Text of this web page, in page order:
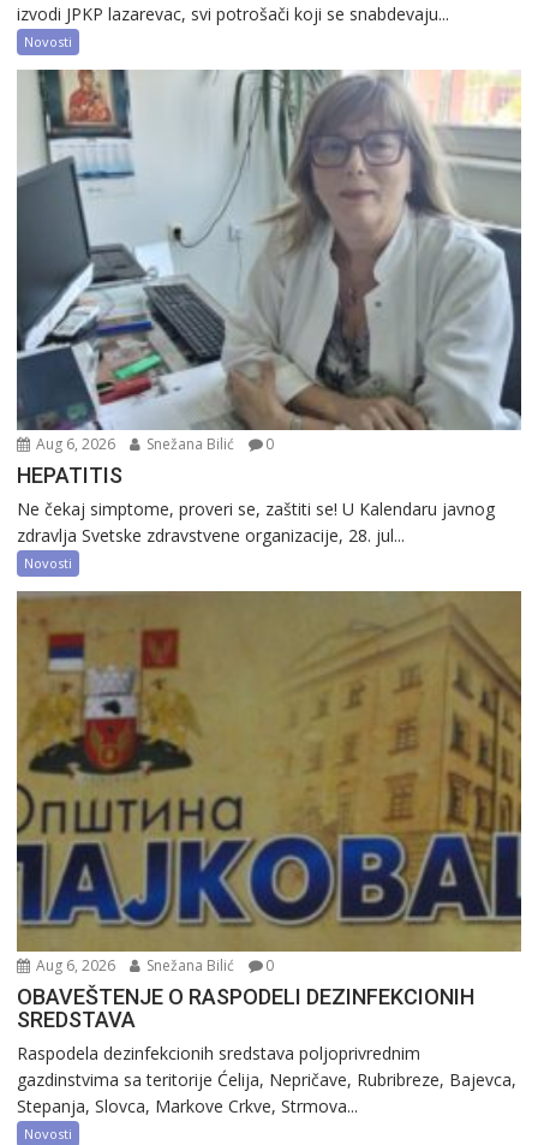
izvodi JPKP lazarevac, svi potrošači koji se snabdevaju...
Novosti
Aug 6, 2026 Snežana Bilić 0
HEPATITIS
Ne čekaj simptome, proveri se, zaštiti se! U Kalendaru javnog
zdravlja Svetske zdravstvene organizacije, 28. jul...
Novosti
Aug 6, 2026 Snežana Bilić 0
OBAVEŠTENJE O RASPODELI DEZINFEKCIONIH
SREDSTAVA
Raspodela dezinfekcionih sredstava poljoprivrednim
gazdinstvima sa teritorije Ćelija, Nepričave, Rubribreze, Bajevca,
Stepanja, Slovca, Markove Crkve, Strmova...
Novosti